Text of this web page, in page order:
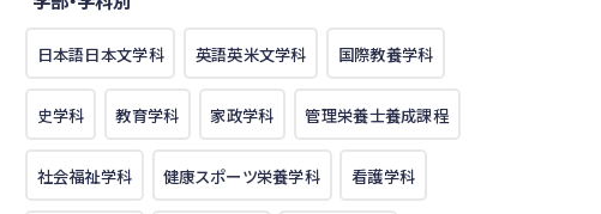
日本語日本文学科 英語英米文学科 国際教養学科
史学科 教育学科 家政学科 管理栄養士養成課程
社会福祉学科 健康スポーツ栄養学科 看護学科